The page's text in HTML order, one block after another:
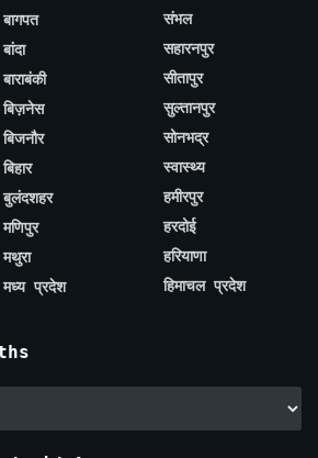
बागपत
बांदा
बाराबंकी
बिज़नेस
बिजनौर
बिहार
बुलंदशहर
मणिपुर
मथुरा
मध्य प्रदेश
संभल
सहारनपुर
सीतापुर
सुल्तानपुर
सोनभद्र
स्वास्थ्य
हमीरपुर
हरदोई
हरियाणा
हिमाचल प्रदेश